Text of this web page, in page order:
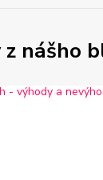
nášho